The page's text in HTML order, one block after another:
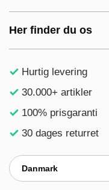
Her finder du os
Hurtig levering
30.000+ artikler
100% prisgaranti
30 dages returret
Danmark